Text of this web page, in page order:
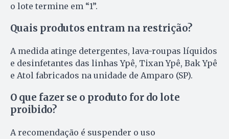
o lote termine em “1”.
Quais produtos entram na restrição?
A medida atinge detergentes, lava-roupas líquidos
e desinfetantes das linhas Ypê, Tixan Ypê, Bak Ypê
e Atol fabricados na unidade de Amparo (SP).
O que fazer se o produto for do lote
proibido?
A recomendação é suspender o uso